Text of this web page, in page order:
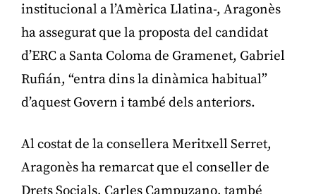
institucional a l’Amèrica Llatina-, Aragonès
ha assegurat que la proposta del candidat
d’ERC a Santa Coloma de Gramenet, Gabriel
Rufián, “entra dins la dinàmica habitual”
d’aquest Govern i també dels anteriors.
Al costat de la consellera Meritxell Serret,
Aragonès ha remarcat que el conseller de
Drets Socials, Carles Campuzano, també